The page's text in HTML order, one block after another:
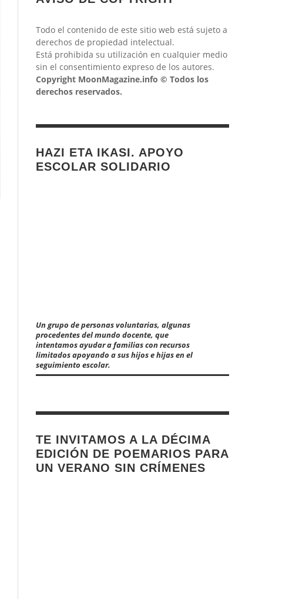
Todo el contenido de este sitio web está sujeto a
derechos de propiedad intelectual.
Está prohibida su utilización en cualquier medio
sin el consentimiento expreso de los autores.
Copyright MoonMagazine.info © Todos los
derechos reservados.
HAZI ETA IKASI. APOYO
ESCOLAR SOLIDARIO
Un grupo de personas voluntarias, algunas
procedentes del mundo docente, que
intentamos ayudar a familias con recursos
limitados apoyando a sus hijos e hijas en el
seguimiento escolar.
TE INVITAMOS A LA DÉCIMA
EDICIÓN DE POEMARIOS PARA
UN VERANO SIN CRÍMENES